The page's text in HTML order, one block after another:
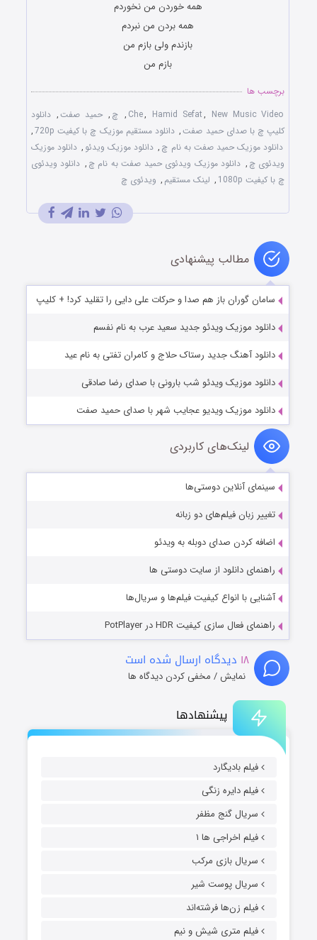
پیشنهادها
فیلم بادیگارد
فیلم دایره زنگی
سریال گنج مظفر
فیلم اخراجی ها ۱
سریال بازی مرکب
سریال پوست شیر
فیلم زن‌ها فرشته‌اند
فیلم متری شیش و نیم
همه خوردن من نخوردم
همه بردن من نبردم
بازندم ولی بازم من
بازم من
برچسب ها
Che, Hamid Sefat, New Music Video
, چ , حمید صفت, دانلود
کلیپ چ با صدای حمید صفت, دانلود مستقیم موزیک چ با کیفیت 720p
,
دانلود موزیک حمید صفت به نام چ , دانلود موزیک ویدئو , دانلود موزیک
ویدئوی چ , دانلود موزیک ویدئوی حمید صفت به نام چ , دانلود ویدئوی
چ با کیفیت 1080p
, لینک مستقیم , ویدئوی چ
مطالب پیشنهادی
سامان گوران باز هم صدا و حرکات علی دایی را تقلید کرد! + کلیپ
دانلود موزیک ویدئو جدید سعید عرب به نام نفسم
دانلود آهنگ جدید رستاک حلاج و کامران تفتی به نام عید
دانلود موزیک ویدئو شب بارونی با صدای رضا صادقی
دانلود موزیک ویدیو عجایب شهر با صدای حمید صفت
لینک‌های کاربردی
سینمای آنلاین دوستی‌ها
تغییر زبان فیلم‌های دو زبانه
اضافه کردن صدای دوبله به ویدئو
راهنمای دانلود از سایت دوستی ها
آشنایی با انواع کیفیت فیلم‌ها و سریال‌ها
راهنمای فعال سازی کیفیت HDR در PotPlayer
۱۸ دیدگاه ارسال شده است
نمایش / مخفی کردن دیدگاه ها